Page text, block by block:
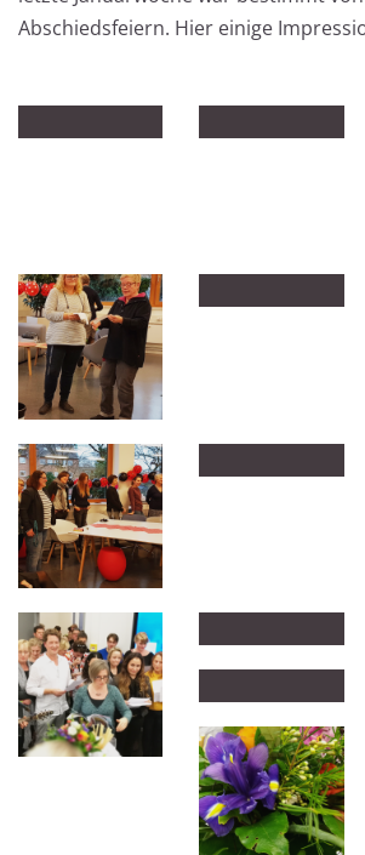
Abschiedsfeiern. Hier einige